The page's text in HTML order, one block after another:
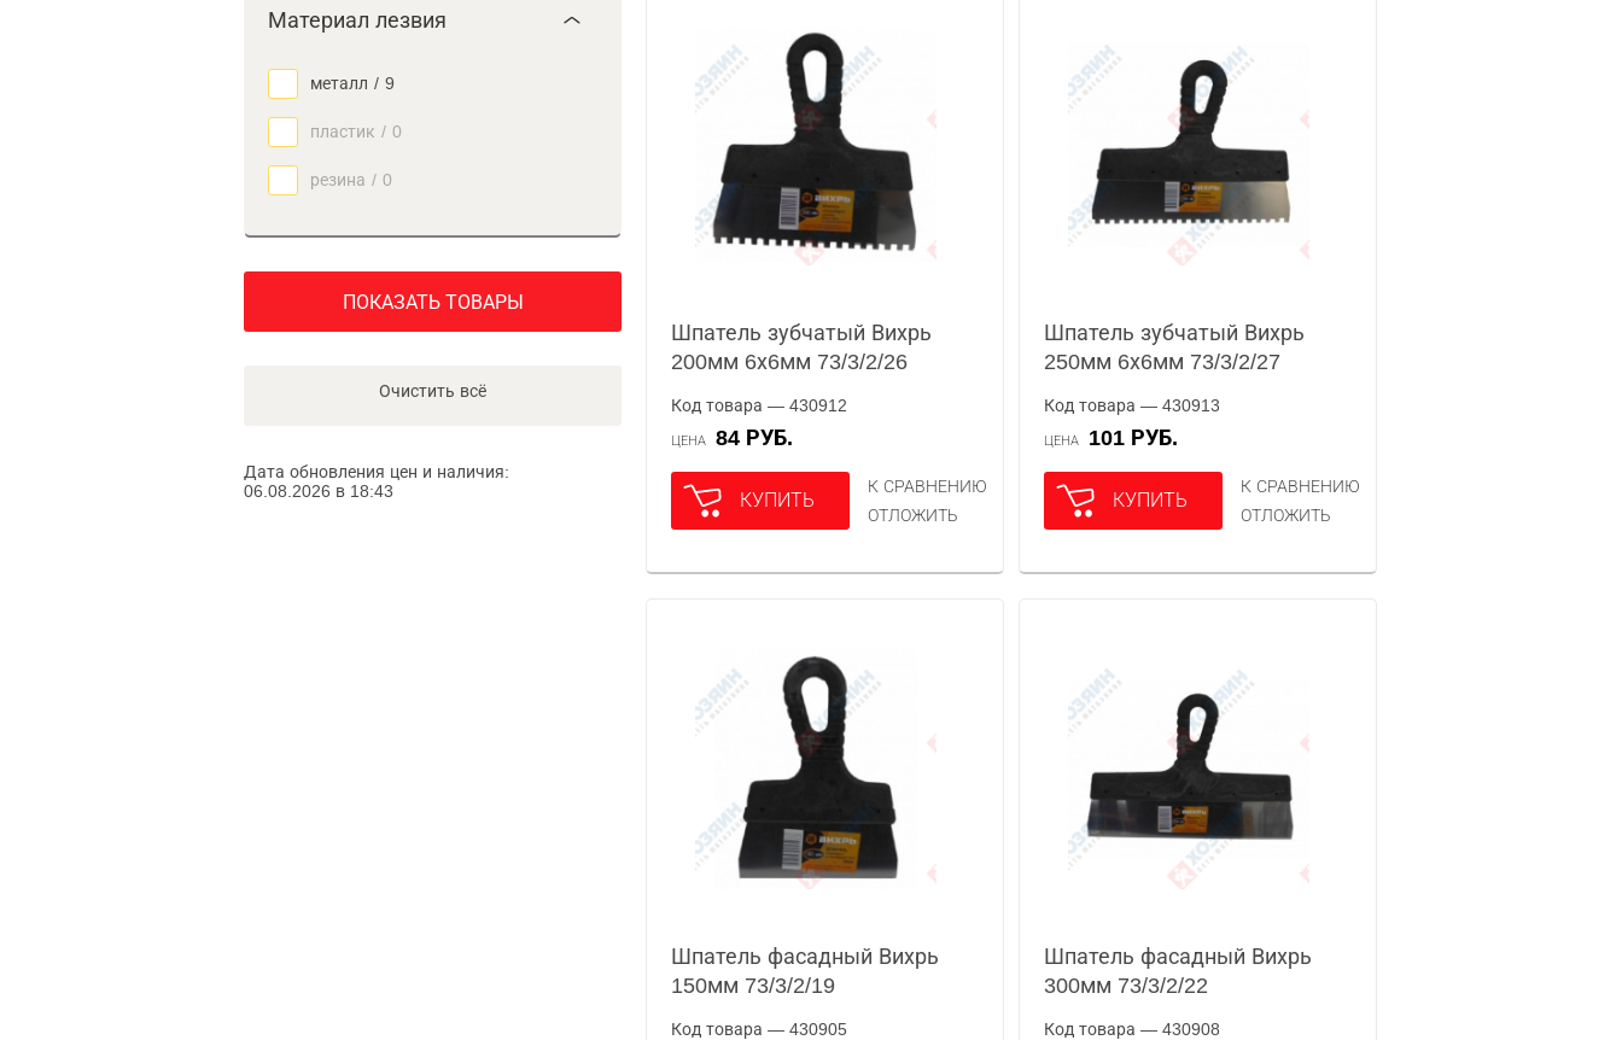
Материал лезвия
металл / 9
пластик / 0
резина / 0
ПОКАЗАТЬ ТОВАРЫ
Очистить всё
Дата обновления цен и наличия:
06.08.2026 в 18:43
Шпатель зубчатый Вихрь
200мм 6х6мм 73/3/2/26
Код товара — 430912
ЦЕНА 84 РУБ.
КУПИТЬ
К СРАВНЕНИЮ
ОТЛОЖИТЬ
Шпатель зубчатый Вихрь
250мм 6х6мм 73/3/2/27
Код товара — 430913
ЦЕНА 101 РУБ.
КУПИТЬ
К СРАВНЕНИЮ
ОТЛОЖИТЬ
Шпатель фасадный Вихрь
150мм 73/3/2/19
Код товара — 430905
Шпатель фасадный Вихрь
300мм 73/3/2/22
Код товара — 430908